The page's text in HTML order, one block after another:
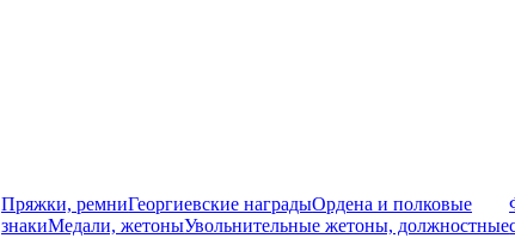
Пряжки, ремниГеоргиевские наградыОрдена и полковые
знакиМедали, жетоныУвольнительные жетоны, должностные